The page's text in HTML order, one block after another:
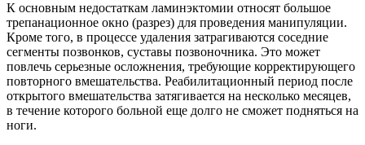
К основным недостаткам ламинэктомии относят большое
трепанационное окно (разрез) для проведения манипуляции.
Кроме того, в процессе удаления затрагиваются соседние
сегменты позвонков, суставы позвоночника. Это может
повлечь серьезные осложнения, требующие корректирующего
повторного вмешательства. Реабилитационный период после
открытого вмешательства затягивается на несколько месяцев,
в течение которого больной еще долго не сможет подняться на
ноги.